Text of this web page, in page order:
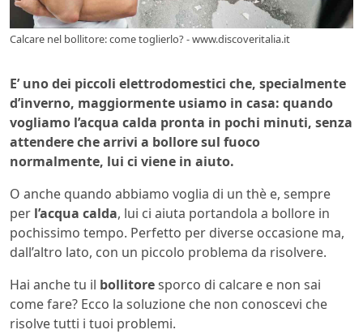
Calcare nel bollitore: come toglierlo? - www.discoveritalia.it
E’ uno dei piccoli elettrodomestici che, specialmente
d’inverno, maggiormente usiamo in casa: quando
vogliamo l’acqua calda pronta in pochi minuti, senza
attendere che arrivi a bollore sul fuoco
normalmente, lui ci viene in aiuto.
O anche quando abbiamo voglia di un thè e, sempre
per l’acqua calda, lui ci aiuta portandola a bollore in
pochissimo tempo. Perfetto per diverse occasione ma,
dall’altro lato, con un piccolo problema da risolvere.
Hai anche tu il bollitoresporco di calcare e non sai
come fare? Ecco la soluzione che non conoscevi che
risolve tutti i tuoi problemi.